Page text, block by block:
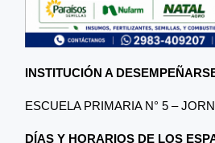
INSTITUCIÓN A
ESCUELA PRIMARIA N° 5 –
DÍAS Y HORARIOS DE LOS